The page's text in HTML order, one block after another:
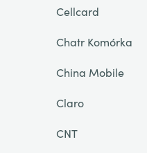
Cellcard
Chatr Komórka
China Mobile
Claro
CNT